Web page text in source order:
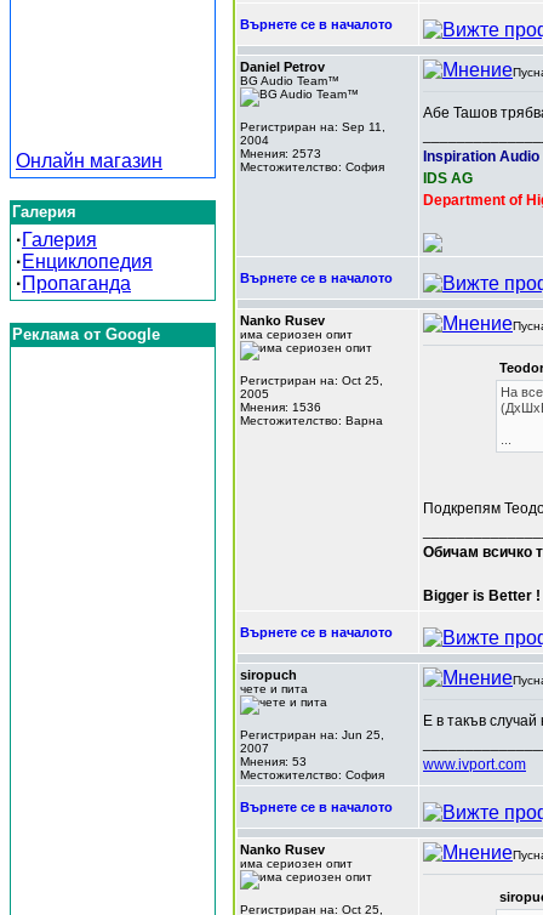
Онлайн магазин
Галерия
·Галерия
·Енциклопедия
·Пропаганда
Реклама от Google
Върнете се в началото
Daniel Petrov
BG Audio Team™
Регистриран на: Sep 11,
2004
Мнения: 2573
Местожителство: София
Абе Ташов
Inspiration Audio
IDS AG
Department of
Върнете се в началото
Nanko Rusev
има сериозен опит
Регистриран на: Oct 25,
2005
Мнения: 1536
Местожителство: Варна
На
Подкрепям
Обичам всичко
Bigger is Better !
Върнете се в началото
siropuch
чете и пита
Регистриран на: Jun 25,
2007
Мнения: 53
Местожителство: София
Е в такъв
www.ivport.com
Върнете се в началото
Nanko Rusev
има сериозен опит
Регистриран на: Oct 25,